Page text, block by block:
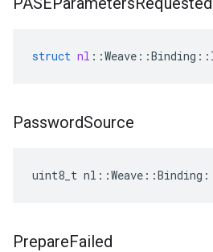
struct nl ::Weave ::Binding ::
PasswordSource
uint8_t
PrepareFailed